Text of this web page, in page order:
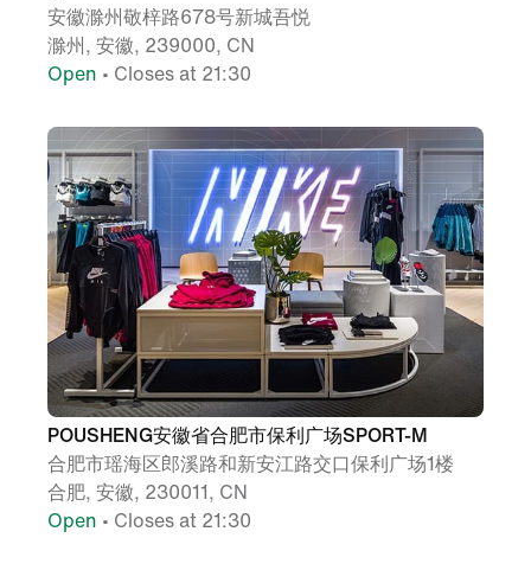
安徽滁州敬梓路678号新城吾悦
滁州, 安徽, 239000, CN
Open • Closes at 21:30
POUSHENG安徽省合肥市保利广场SPORT-M
合肥市瑶海区郎溪路和新安江路交口保利广场1楼
合肥, 安徽, 230011, CN
Open • Closes at 21:30